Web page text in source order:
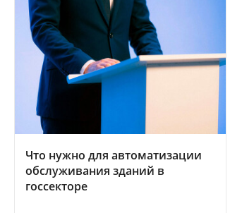
Что нужно для автоматизации
обслуживания зданий в
госсекторе